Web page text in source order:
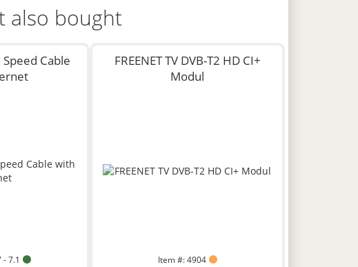
also bought
Cable
- 7.1
FREENET TV DVB-T2 HD CI+
Modul
Item #: 4904